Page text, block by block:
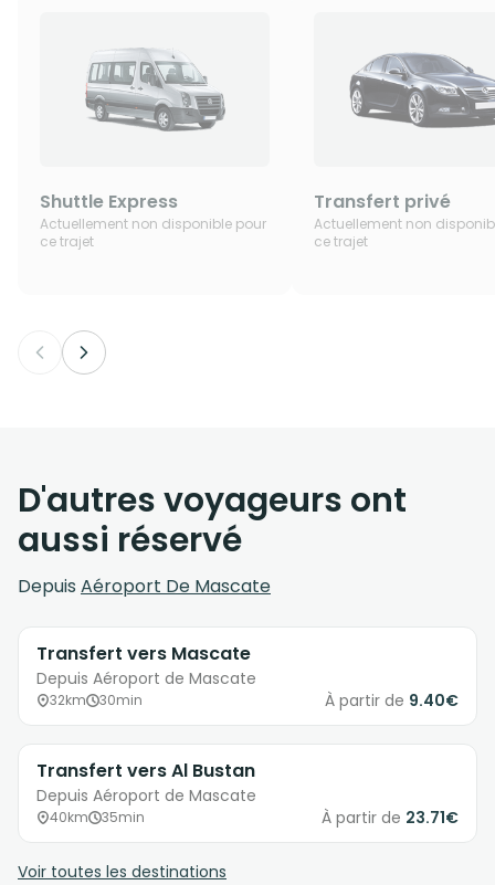
Shuttle Express
Actuellement non disponible pour
ce trajet
Transfert privé
Actuellement non
ce trajet
D'autres voyageurs ont
aussi réservé
Depuis Aéroport De Mascate
Transfert vers Mascate
Depuis Aéroport de Mascate
32km 30min À partir de 9.40€
Transfert vers Al Bustan
Depuis Aéroport de Mascate
40km 35min À partir de 23.71€
Voir toutes les destinations